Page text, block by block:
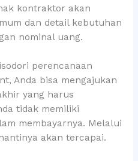
kontraktor akan
dan detail kebutuhan
nominal uang.
perencanaan
Anda bisa mengajukan
yang harus
tidak memiliki
membayarnya. Melalui
akan tercapai.